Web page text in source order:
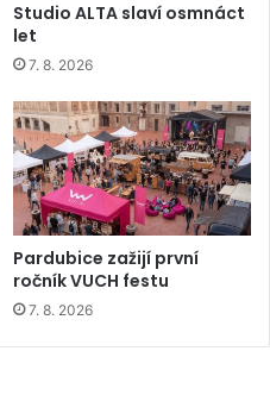
Studio ALTA slaví osmnáct
let
7. 8. 2026
Pardubice zažijí první
ročník VUCH festu
7. 8. 2026